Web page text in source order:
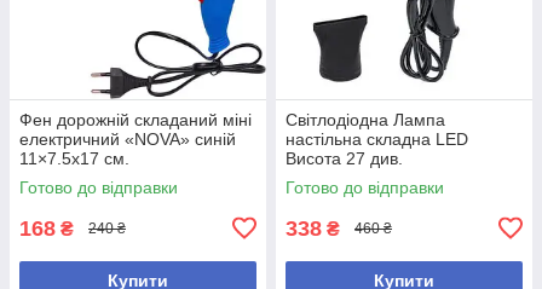
Фен дорожній складаний міні
електричний «NOVA» синій
11×7.5х17 см.
Готово до відправки
168 ₴ 240 ₴
Купити
Світлодіодна Лампа
настільна складна LED
Висота 27 див.
Готово до відправки
338 ₴ 460 ₴
Купити